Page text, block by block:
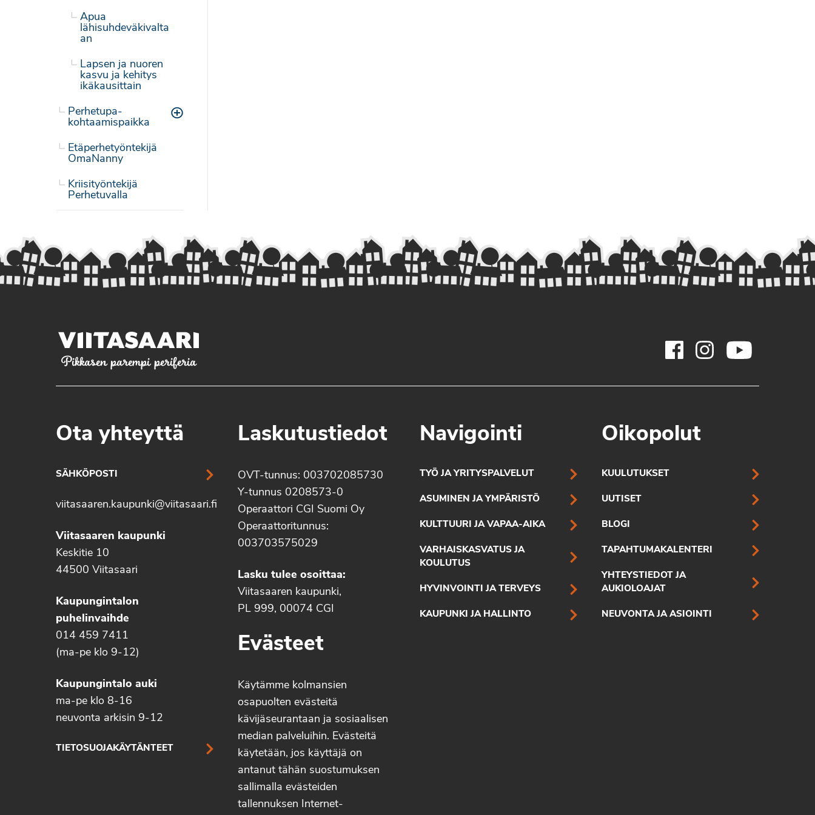
Apua
lähisuhdeväkivalta
an
Lapsen ja nuoren
kasvu ja kehitys
ikäkausittain
Perhetupa-
kohtaamispaikka
Toggle menu
Etäperhetyöntekijä
OmaNanny
Kriisityöntekijä
Perhetuvalla
Pikkasen parempi periferia
Ota yhteyttä
SÄHKÖPOSTI
viitasaaren.kaupunki@viitasaari.fi
Viitasaaren kaupunki
Keskitie 10
44500 Viitasaari
Kaupungintalon
puhelinvaihde
014 459 7411
(ma-pe klo 9-12)
Kaupungintalo auki
ma-pe klo 8-16
neuvonta arkisin 9-12
TIETOSUOJAKÄYTÄNTEET
Laskutustiedot
OVT-tunnus: 003702085730
Y-tunnus 0208573-0
Operaattori CGI Suomi Oy
Operaattoritunnus:
003703575029
Lasku tulee osoittaa:
Viitasaaren kaupunki,
PL 999, 00074 CGI
Evästeet
Käytämme kolmansien
osapuolten evästeitä
kävijäseurantaan ja sosiaalisen
median palveluihin. Evästeitä
käytetään, jos käyttäjä on
antanut tähän suostumuksen
sallimalla evästeiden
tallennuksen Internet-
Navigointi
TYÖ JA YRITYSPALVELUT
ASUMINEN JA YMPÄRISTÖ
KULTTUURI JA VAPAA-AIKA
VARHAISKASVATUS JA
KOULUTUS
HYVINVOINTI JA TERVEYS
KAUPUNKI JA HALLINTO
Oikopolut
KUULUTUKSET
UUTISET
BLOGI
TAPAHTUMAKALENTERI
YHTEYSTIEDOT JA
AUKIOLOAJAT
NEUVONTA JA ASIOINTI